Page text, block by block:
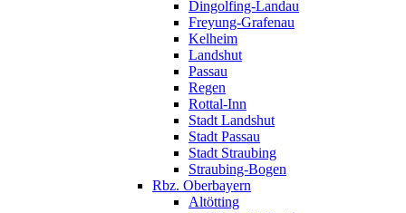
Dingolfing-Landau
Freyung-Grafenau
Kelheim
Landshut
Passau
Regen
Rottal-Inn
Stadt Landshut
Stadt Passau
Stadt Straubing
Straubing-Bogen
Rbz. Oberbayern
Altötting